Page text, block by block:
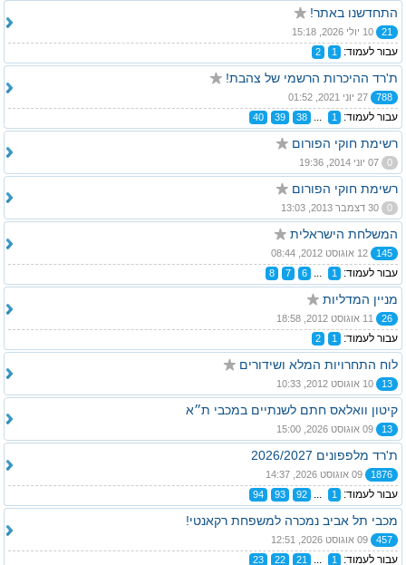
התחדשנו באתר!
21
עבור לעמוד: 1
2
ת'רד ההיכרות הרשמי של צהבת!
788
עבור לעמוד: 1
...
38
39
40
רשימת חוקי הפורום
0
רשימת חוקי הפורום
0
המשלחת הישראלית
145
עבור לעמוד: 1
...
6
7
8
מניין המדליות
26
עבור לעמוד: 1
2
לוח התחרויות המלא ושידורים
13
קיטון וואלאס חתם לשנתיים במכבי ת״א
13
ת'רד מלפפונים 2026/2027
1876
עבור לעמוד: 1
...
92
93
94
מכבי תל אביב נמכרה למשפחת רקאנטי!
457
עבור לעמוד: 1
...
21
22
23